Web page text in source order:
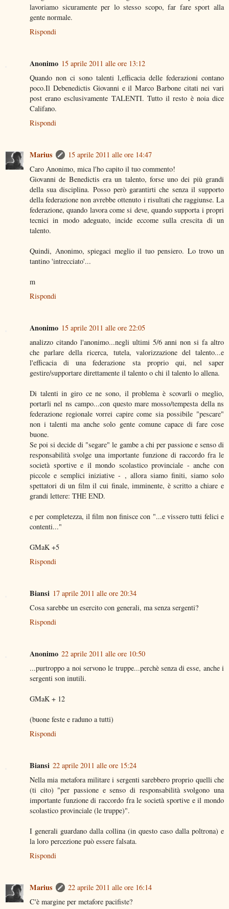
lavoriamo sicuramente per lo stesso scopo, far fare sport alla
gente normale.
Rispondi
Anonimo 15 aprile 2011 alle ore 13:12
Quando non ci sono talenti l,efficacia delle federazioni contano
poco.Il Debenedictis Giovanni e il Marco Barbone citati nei vari
post erano esclusivamente TALENTI. Tutto il resto è noia dice
Califano.
Rispondi
Marius
15 aprile 2011 alle ore 14:47
Caro Anonimo, mica l'ho capito il tuo commento!
Giovanni de Benedictis era un talento, forse uno dei più grandi
della sua disciplina. Posso però garantirti che senza il supporto
della federazione non avrebbe ottenuto i risultati che raggiunse. La
federazione, quando lavora come si deve, quando supporta i propri
tecnici in modo adeguato, incide eccome sulla crescita di un
talento.
Quindi, Anonimo, spiegaci meglio il tuo pensiero. Lo trovo un
tantino 'intrecciato'...
m
Rispondi
Anonimo 15 aprile 2011 alle ore 22:05
analizzo citando l'anonimo...negli ultimi 5/6 anni non si fa altro
che parlare della ricerca, tutela, valorizzazione del talento...e
l'efficacia di una federazione sta proprio qui, nel saper
gestire/supportare direttamente il talento o chi il talento lo allena.
Di talenti in giro ce ne sono, il problema è scovarli o meglio,
portarli nel ns campo...con questo mare mosso/tempesta della ns
federazione regionale vorrei capire come sia possibile "pescare"
non i talenti ma anche solo gente comune capace di fare cose
buone.
Se poi si decide di "segare" le gambe a chi per passione e senso di
responsabilità svolge una importante funzione di raccordo fra le
società sportive e il mondo scolastico provinciale - anche con
piccole e semplici iniziative - , allora siamo finiti, siamo solo
spettatori di un film il cui finale, imminente, è scritto a chiare e
grandi lettere: THE END.
e per completezza, il film non finisce con "...e vissero tutti felici e
contenti..."
GMaK +5
Rispondi
Biansi 17 aprile 2011 alle ore 20:34
Cosa sarebbe un esercito con generali, ma senza sergenti?
Rispondi
Anonimo 22 aprile 2011 alle ore 10:50
...purtroppo a noi servono le truppe...perchè senza di esse, anche i
sergenti son inutili.
GMaK + 12
(buone feste e raduno a tutti)
Rispondi
Biansi 22 aprile 2011 alle ore 15:24
Nella mia metafora militare i sergenti sarebbero proprio quelli che
(ti cito) "per passione e senso di responsabilità svolgono una
importante funzione di raccordo fra le società sportive e il mondo
scolastico provinciale (le truppe)".
I generali guardano dalla collina (in questo caso dalla poltrona) e
la loro percezione può essere falsata.
Rispondi
Marius
22 aprile 2011 alle ore 16:14
C'è margine per metafore pacifiste?